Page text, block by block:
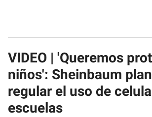
VIDEO | 'Queremos
niños': Sheinbaum
regular el uso de
escuelas